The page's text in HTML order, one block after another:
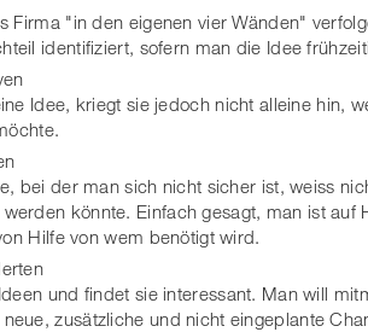
Firma "in den eigenen vier Wänden"
identifiziert, sofern man die Idee
Idee, kriegt sie jedoch nicht alleine hin,
bei der man sich nicht sicher ist, weiss
könnte. Einfach gesagt, man ist auf
Hilfe von wem benötigt wird.
und findet sie interessant. Man will
zusätzliche und nicht eingeplante